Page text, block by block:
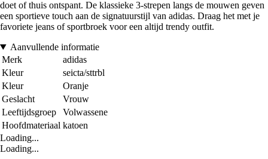
doet of thuis ontspant. De klassieke 3-strepen langs de mouwen geven
een sportieve touch aan de signatuurstijl van adidas. Draag het met je
favoriete jeans of sportbroek voor een altijd trendy outfit.
Aanvullende informatie
Merk
adidas
Kleur
seicta/sttrbl
Kleur
Oranje
Geslacht
Vrouw
Leeftijdsgroep
Volwassene
Hoofdmateriaal katoen
Loading...
Loading...